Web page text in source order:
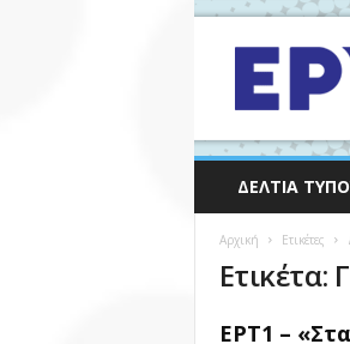
ΔΕΛΤΊΑ
Αρχική Ετικέτες
Ετικέτα:
ΕΡΤ1 –